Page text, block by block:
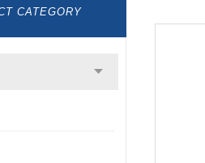
CATEGORY